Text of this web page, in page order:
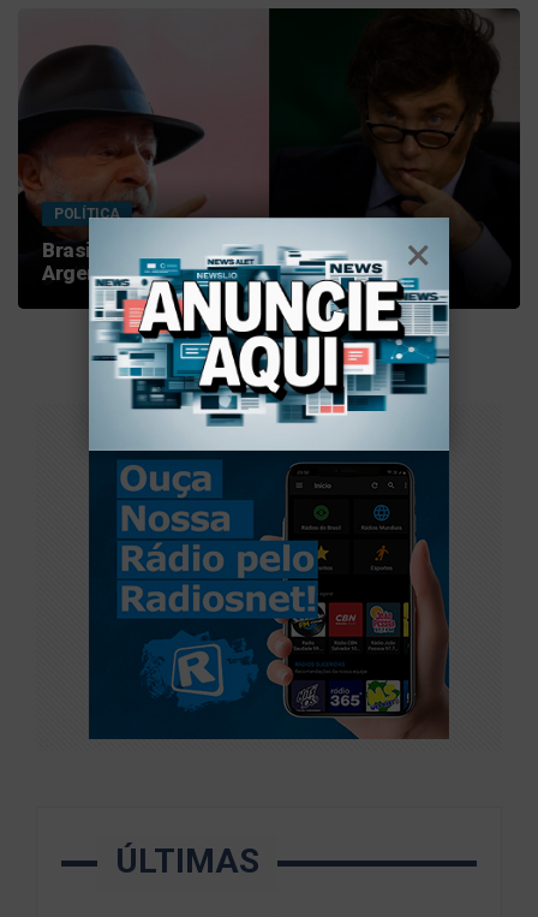
POLÍTICA
Brasil rebaixa relações diplomáticas com a
Argentina após ataques de Milei a Lula
PUBLICIDADE
ÚLTIMAS